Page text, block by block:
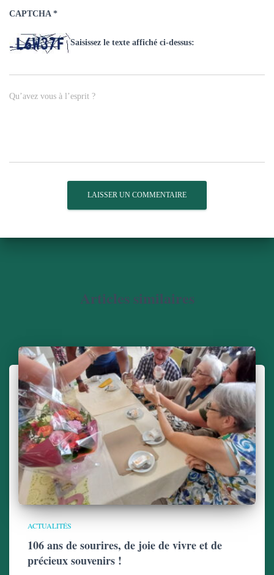
CAPTCHA *
Saisissez le texte affiché ci-dessus:
Qu’avez vous à l’esprit ?
Articles similaires
ACTUALITÉS
106 ans de sourires, de joie de vivre et de
précieux souvenirs !